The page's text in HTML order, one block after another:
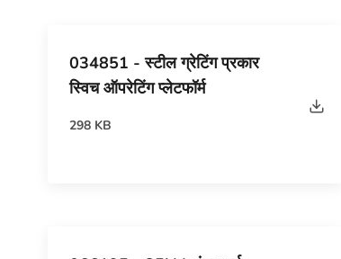
034851 - स्टील ग्रेटिंग प्रकार
स्विच ऑपरेटिंग प्लेटफॉर्म
298 KB